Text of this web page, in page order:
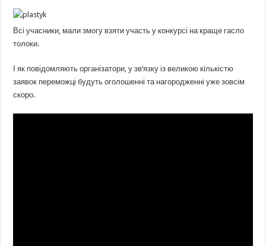
Всі учасники, мали змогу взяти участь у конкурсі на краще гасло
толоки.
І як повідомляють організатори, у зв’язку із великою кількістю
заявок переможці будуть оголошенні та нагородженні уже зовсім
скоро.